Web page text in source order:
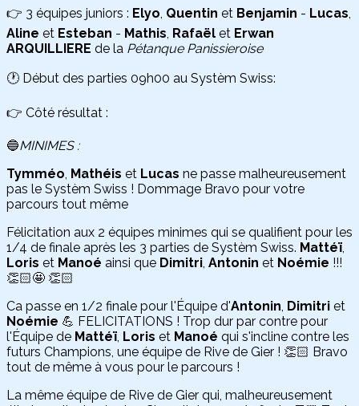
👉 3 équipes juniors : Elyo, Quentin et Benjamin - Lucas,
Aline et Esteban - Mathis, Rafaël et Erwan
ARQUILLIERE de la Pétanque Panissieroise
🕐 Début des parties 09h00 au Systèm Swiss:
👉 Côté résultat :
🔵MINIMES :
Tymméo, Mathéis et Lucas ne passe malheureusement
pas le Systèm Swiss ! Dommage Bravo pour votre
parcours tout même
Félicitation aux 2 équipes minimes qui se qualifient pour les
1/4 de finale après les 3 parties de Systèm Swiss. Mattéï,
Loris et Manoé ainsi que Dimitri, Antonin et Noémie !!!
👏🏻🤩 👏🏻
Ca passe en 1/2 finale pour l'Équipe d'Antonin, Dimitri et
Noémie 💪 FELICITATIONS ! Trop dur par contre pour
l'Équipe de Mattéï, Loris et Manoé qui s'incline contre les
futurs Champions, une équipe de Rive de Gier ! 👏🏻 Bravo
tout de même à vous pour le parcours !
La même équipe de Rive de Gier qui, malheureusement